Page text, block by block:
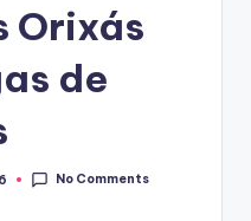
Orixás
de
No Comments